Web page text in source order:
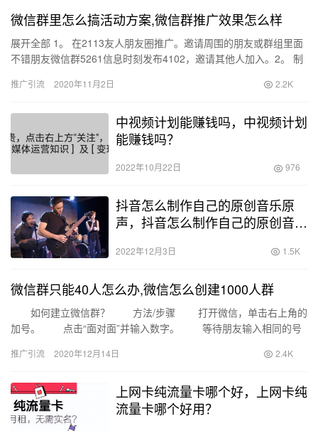
微信群里怎么搞活动方案,微信群推广效果怎么样
展开全部 1。 在2113友人朋友圈推广。邀请周围的朋友或群组里面
不错朋友微信群5261信息时刻发布4102，邀请其他人加入。2。 制
推广引流 2020年11月2日 2.2K
中视频计划能赚钱吗，中视频计划
能赚钱吗？
2022年10月22日 976
抖音怎么制作自己的原创音乐原
声，抖音怎么制作自己的原创音乐
2022年12月3日 1.5K
微信群只能40人怎么办,微信怎么创建1000人群
如何建立微信群？ 方法/步骤 打开微信，单击右上角的
加号。 点击“面对面”并输入数字。 等待朋友输入相同的号
推广引流 2020年12月14日 2.4K
上网卡纯流量卡哪个好，上网卡纯
流量卡哪个好用？